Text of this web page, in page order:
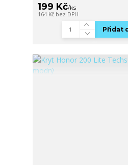
199 Kč/ks
164 Kč bez DPH
Přidat